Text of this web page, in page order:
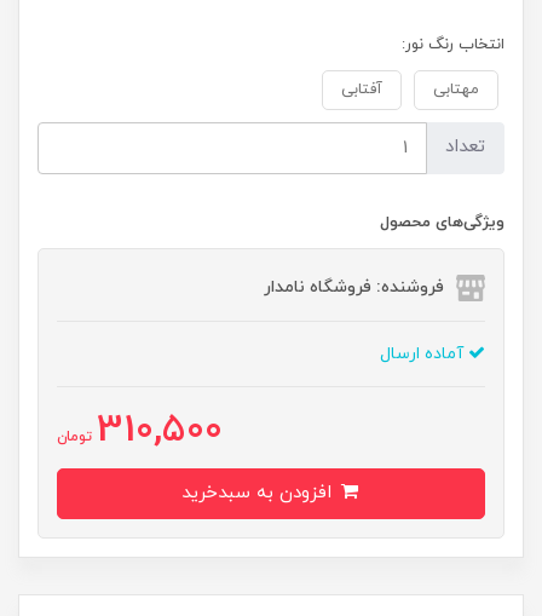
انتخاب رنگ نور:
مهتابی آفتابی
تعداد
ویژگی‌های محصول
فروشنده: فروشگاه نامدار
آماده ارسال
310,500 تومان